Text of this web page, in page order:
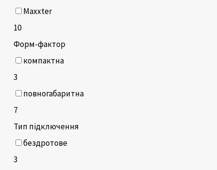
Maxxter
10
Форм-фактор
компактна
3
повногабаритна
7
Тип підключення
бездротове
3